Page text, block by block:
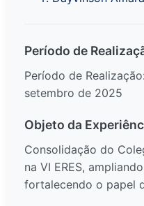
Período de
Período de
setembro de 2025
Objeto da
Consolidação do
na VI ERES,
fortalecendo o papel